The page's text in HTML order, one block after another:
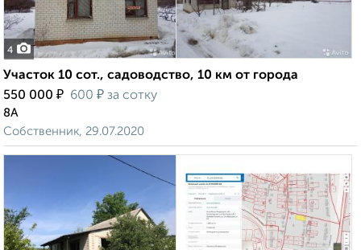
4
Участок 10 сот., садоводство, 10 км от города
550 000 ₽ 600 ₽ за сотку
8А
Собственник, 29.07.2020